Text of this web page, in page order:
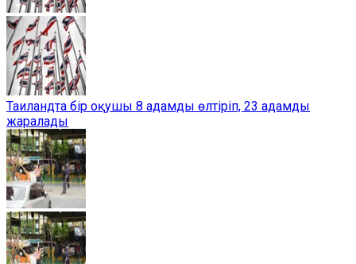
Таиландта бір оқушы 8 адамды өлтіріп, 23 адамды
жаралады